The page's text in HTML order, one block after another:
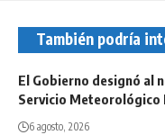
También podría
El Gobierno designó al
Servicio Meteorológico
6 agosto, 2026